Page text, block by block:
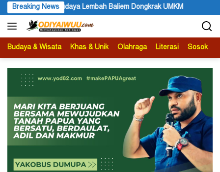
Langsung
ke
konten
Breaking News
Dongkrak UMKM Etika Kebajikan Samuel Yogi
Budaya & Wisata Khas & Unik Olahraga Literasi Sosok